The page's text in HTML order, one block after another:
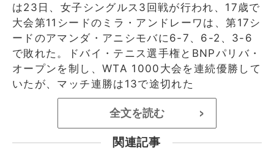
は23日、女子シングルス3回戦が行われ、17歳で
大会第11シードのミラ・アンドレーワは、第17シ
ードのアマンダ・アニシモバに6-7、6-2、3-6
で敗れた。ドバイ・テニス選手権とBNPパリバ・
オープンを制し、WTA 1000大会を連続優勝して
いたが、マッチ連勝は13で途切れた
全文を読む >
関連記事